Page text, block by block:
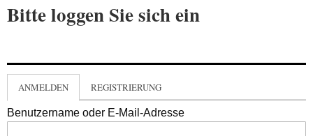
Bitte loggen Sie sich ein
ANMELDEN REGISTRIERUNG
Benutzername oder E-Mail-Adresse